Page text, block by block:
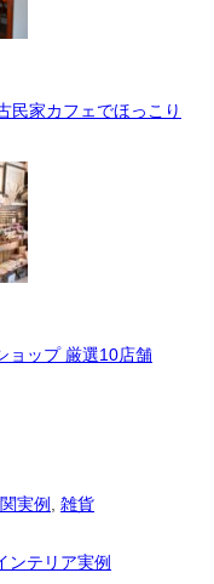
民家カフェでほっこり
ョップ 厳選10店舗
実例
雑貨
ンテリア実例